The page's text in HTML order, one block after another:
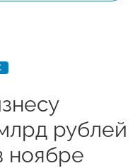
рублей
ноябре